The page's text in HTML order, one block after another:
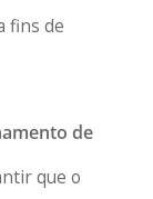
fins de
de
que o